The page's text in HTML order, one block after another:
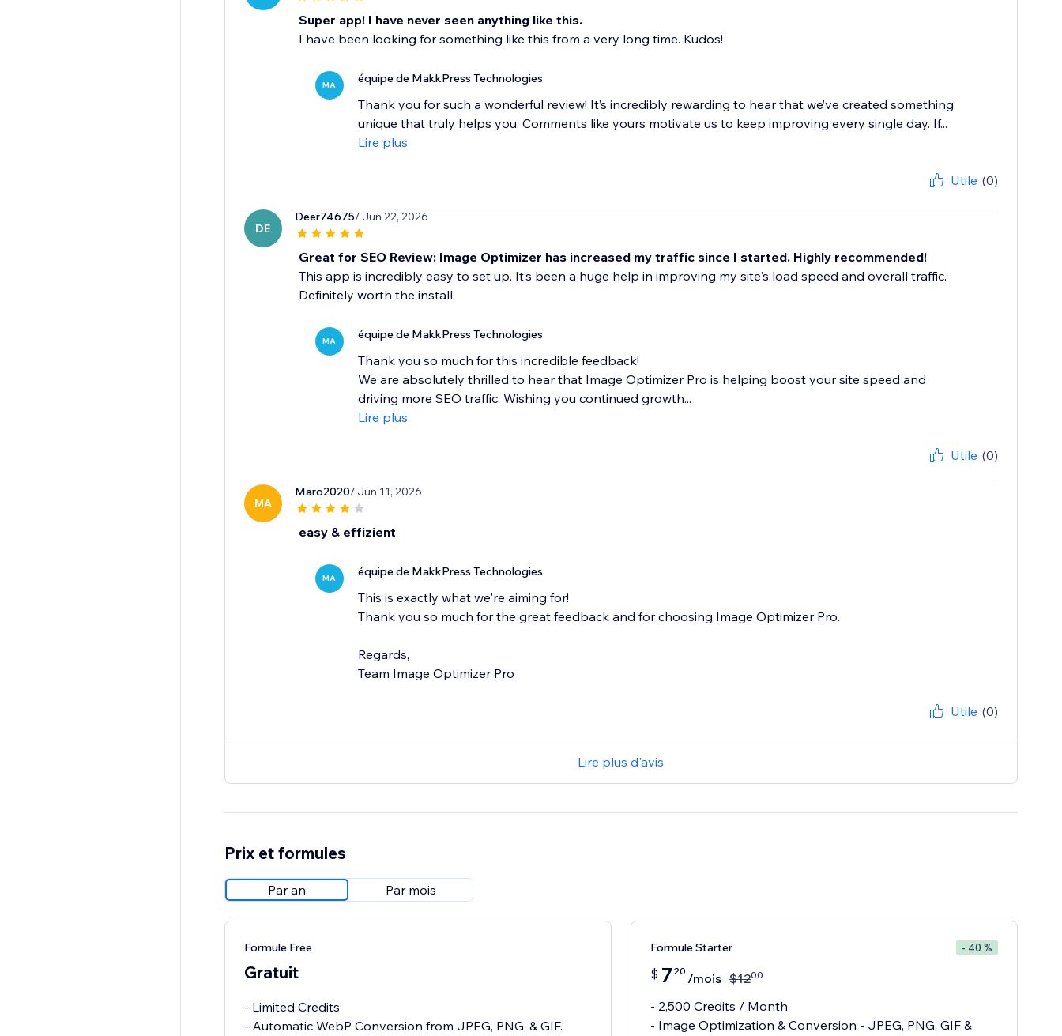
Super app! I have never seen anything like this.
I have been looking for something like this from a very long time. Kudos!
MA équipe de MakkPress Technologies
Thank you for such a wonderful review! It’s incredibly rewarding to hear that we’ve created something
unique that truly helps you. Comments like yours motivate us to keep improving every single day. If...
Lire plus
Utile (0)
DE
Deer74675/ Jun 22, 2026
Great for SEO Review: Image Optimizer has increased my traffic since I started. Highly recommended!
This app is incredibly easy to set up. It’s been a huge help in improving my site's load speed and overall traffic.
Definitely worth the install.
MA équipe de MakkPress Technologies
Thank you so much for this incredible feedback!
We are absolutely thrilled to hear that Image Optimizer Pro is helping boost your site speed and
driving more SEO traffic. Wishing you continued growth...
Lire plus
Utile (0)
MA
Maro2020/ Jun 11, 2026
easy & effizient
MA équipe de MakkPress Technologies
This is exactly what we're aiming for!
Thank you so much for the great feedback and for choosing Image Optimizer Pro.
Regards,
Team Image Optimizer Pro
Utile (0)
Lire plus d'avis
Prix et formules
Par an Par mois
Formule Free
Gratuit
- Limited Credits
- Automatic WebP Conversion from JPEG, PNG, & GIF.
Formule Starter - 40 %
$ 7 20 /mois $1200
- 2,500 Credits / Month
- Image Optimization & Conversion - JPEG, PNG, GIF &